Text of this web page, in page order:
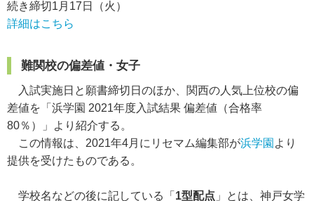
続き締切1月17日（火）
詳細はこちら
難関校の偏差値・女子
入試実施日と願書締切日のほか、関西の人気上位校の偏
差値を「浜学園 2021年度入試結果 偏差値（合格率
80％）」より紹介する。
この情報は、2021年4月にリセマム編集部が浜学園 より
提供を受けたものである。
学校名などの後に記している「 1型配点 」とは、神戸女学